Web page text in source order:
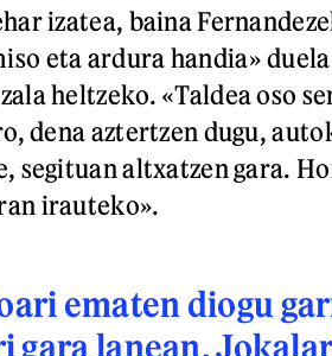
izatea, baina
eta ardura handia»
heltzeko. «Taldea oso
dena aztertzen dugu,
segituan altxatzen gara.
irauteko».
ematen diogu
gara lanean.